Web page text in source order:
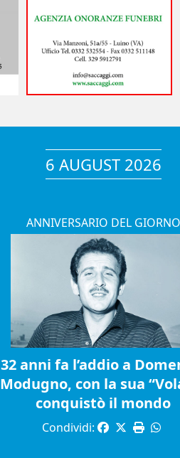
6 AUGUST 2026
ANNIVERSARIO DEL GIORNO
32 anni fa l’addio a
Modugno, con la sua
conquistò il mondo
Condividi: